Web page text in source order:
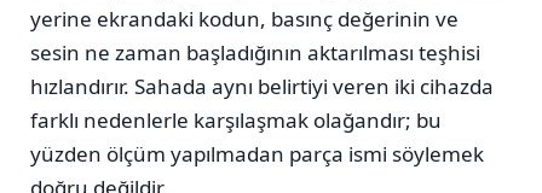
yerine ekrandaki kodun, basınç değerinin ve
sesin ne zaman başladığının aktarılması teşhisi
hızlandırır. Sahada aynı belirtiyi veren iki cihazda
farklı nedenlerle karşılaşmak olağandır; bu
yüzden ölçüm yapılmadan parça ismi söylemek